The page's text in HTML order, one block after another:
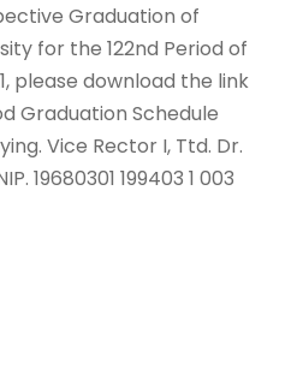
Graduation of
for the 122nd Period of
please download the link
Graduation Schedule
Vice Rector I, Ttd. Dr.
19680301 199403 1 003